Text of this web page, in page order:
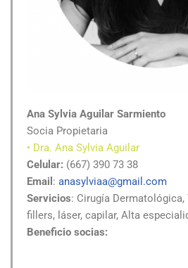
Ana Sylvia Aguilar Sarmiento
Socia Propietaria
• Dra. Ana Sylvia Aguilar
Celular: (667) 390 73 38
Email : anasylviaa@gmail.com
Servicios: Cirugía
fillers, láser, capilar, Alta
Beneficio socias: